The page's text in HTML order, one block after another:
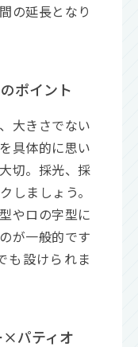
の延長となり
ポイント
大きさでない
具体的に思い
切。採光、採
しましょう。
やロの字型に
が一般的です
も設けられま
×パティオ